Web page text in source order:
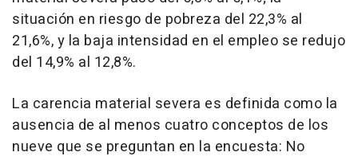
situación en riesgo de pobreza del 22,3% al
21,6%, y la baja intensidad en el empleo se redujo
del 14,9% al 12,8%.
La carencia material severa es definida como la
ausencia de al menos cuatro conceptos de los
nueve que se preguntan en la encuesta: No